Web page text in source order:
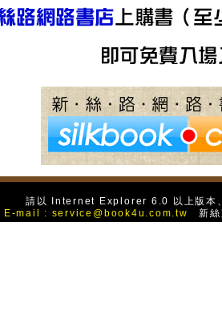
請以 Internet Explorer 6.0 以上版本
E-mail : service@book4u.com.tw 新絲